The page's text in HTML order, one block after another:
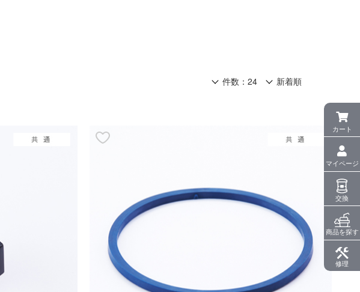
カート
マイページ
交換
商品を探す
修理